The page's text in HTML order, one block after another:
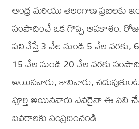
ఆంధ్ర మరియు తెలంగాణ ప్రజలకు
సంపాదించే ఒక గొప్ప అవకాశం.
పనిచేస్తే 3 వేల నుండి 5 వేల వరకు,
15 వేల నుండి 20 వేల వరకు
అయినవారు, కానివారు,
పూర్తి అయినవారు ఎవరైనా ఈ పని
వివరాలకు సంప్రదించండి.